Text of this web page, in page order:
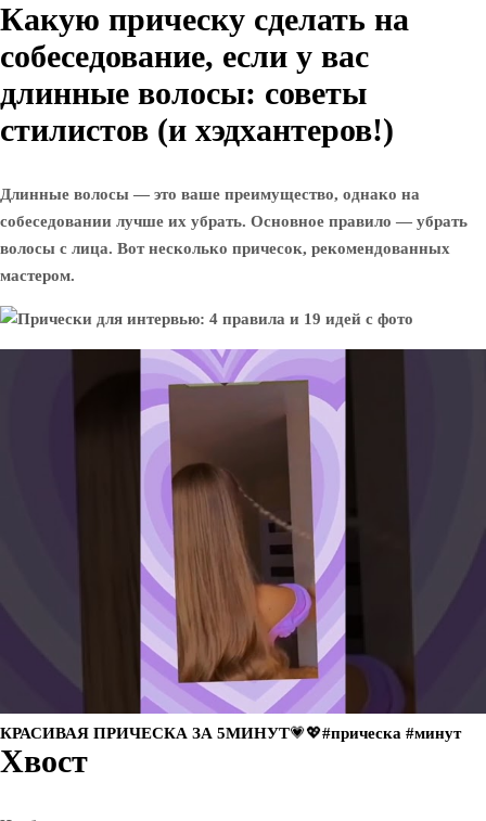
Какую прическу сделать на
собеседование, если у вас
длинные волосы: советы
стилистов (и хэдхантеров!)
Длинные волосы — это ваше преимущество, однако на
собеседовании лучше их убрать. Основное правило — убрать
волосы с лица. Вот несколько причесок, рекомендованных
мастером.
КРАСИВАЯ ПРИЧЕСКА ЗА 5МИНУТ💗💖#прическа #минут
Хвост